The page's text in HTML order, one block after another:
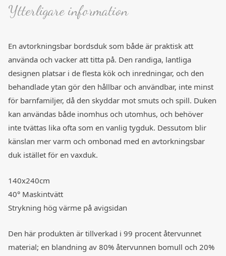
Ytterligare information
En avtorkningsbar bordsduk som både är praktisk att
använda och vacker att titta på. Den randiga, lantliga
designen platsar i de flesta kök och inredningar, och den
behandlade ytan gör den hållbar och användbar, inte minst
för barnfamiljer, då den skyddar mot smuts och spill. Duken
kan användas både inomhus och utomhus, och behöver
inte tvättas lika ofta som en vanlig tygduk. Dessutom blir
känslan mer varm och ombonad med en avtorkningsbar
duk istället för en vaxduk.
140x240cm
40° Maskintvätt
Strykning hög värme på avigsidan
Den här produkten är tillverkad i 99 procent återvunnet
material; en blandning av 80% återvunnen bomull och 20%